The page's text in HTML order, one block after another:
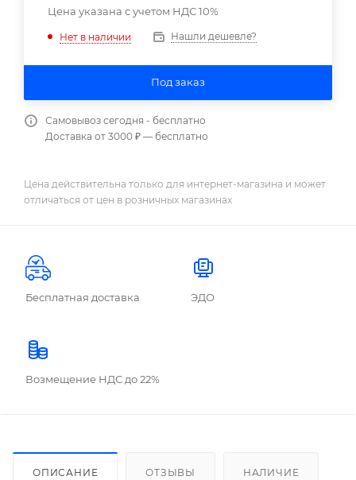
Цена указана с учетом НДС 10%
Нет в наличии Нашли дешевле?
Под заказ
Самовывоз сегодня - бесплатно
Доставка от 3000 ₽ — бесплатно
Цена действительна только для интернет-магазина и может
отличаться от цен в розничных магазинах
Бесплатная доставка ЭДО
Возмещение НДС до 22%
ОПИСАНИЕ ОТЗЫВЫ НАЛИЧИЕ